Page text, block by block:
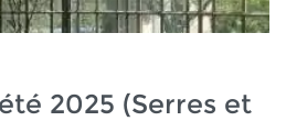
2025 (Serres et